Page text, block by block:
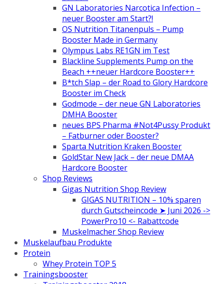
GN Laboratories Narcotica Infection –
neuer Booster am Start?!
OS Nutrition Titanenpuls – Pump
Booster Made in Germany
Olympus Labs RE1GN im Test
Blackline Supplements Pump on the
Beach ++neuer Hardcore Booster++
B*tch Slap – der Road to Glory Hardcore
Booster im Check
Godmode – der neue GN Laboratories
DMHA Booster
neues BPS Pharma #Not4Pussy Produkt
– Fatburner oder Booster?
Sparta Nutrition Kraken Booster
GoldStar New Jack – der neue DMAA
Hardcore Booster
Shop Reviews
Gigas Nutrition Shop Review
GIGAS NUTRITION – 10% sparen
durch Gutscheincode ➤ Juni 2026 ->
PowerPro10 <- Rabattcode
Muskelmacher Shop Review
Muskelaufbau Produkte
Protein
Whey Protein TOP 5
Trainingsbooster